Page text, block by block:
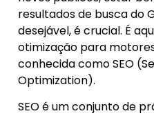
resultados de busca do
desejável, é crucial. É
otimização para
conhecida como SEO
Optimization).
SEO é um conjunto de